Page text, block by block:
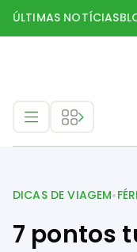
ÚLTIMAS NOTÍCIAS
Dicas de Viagem
DICAS DE VIAGEM•
7 pontos